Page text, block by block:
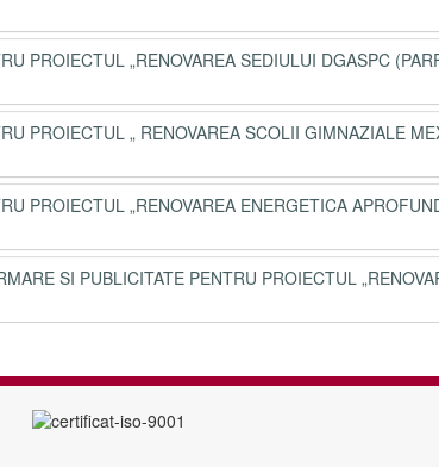
PROIECTUL „RENOVAREA SEDIULUI DGASPC
PROIECTUL „ RENOVAREA SCOLII GIMNAZIALE
PROIECTUL „RENOVAREA ENERGETICA
SI PUBLICITATE PENTRU PROIECTUL